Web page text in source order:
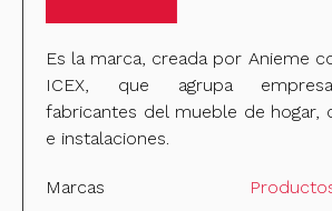
Es la marca, creada por Anieme
ICEX, que agrupa
fabricantes del mueble de hogar,
e instalaciones.
Marcas